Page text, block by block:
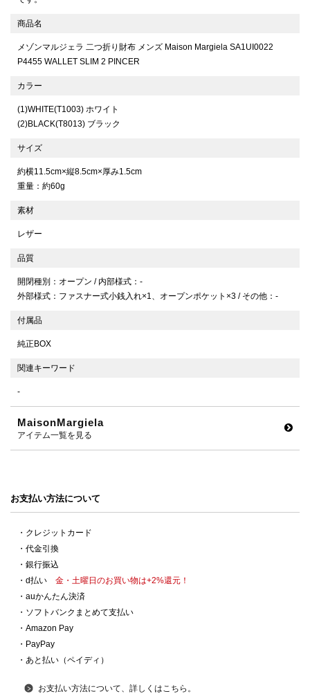
商品名
メゾンマルジェラ 二つ折り財布 メンズ Maison Margiela SA1UI0022
P4455 WALLET SLIM 2 PINCER
カラー
(1)WHITE(T1003) ホワイト
(2)BLACK(T8013) ブラック
サイズ
約横11.5cm×縦8.5cm×厚み1.5cm
重量：約60g
素材
レザー
品質
開閉種別：オープン / 内部様式：-
外部様式：ファスナー式小銭入れ×1、オープンポケット×3 / その他：-
付属品
純正BOX
関連キーワード
-
MaisonMargiela
アイテム一覧を見る
お支払い方法について
・クレジットカード
・代金引換
・銀行振込
・d払い 金・土曜日のお買い物は+2%還元！
・auかんたん決済
・ソフトバンクまとめて支払い
・Amazon Pay
・PayPay
・あと払い（ペイディ）
お支払い方法について、詳しくはこちら。